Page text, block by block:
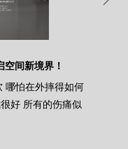
和则兴木门 | 还原木之根本
家居装修搭配，和则兴所表
扬，有种治愈人心的魔力。